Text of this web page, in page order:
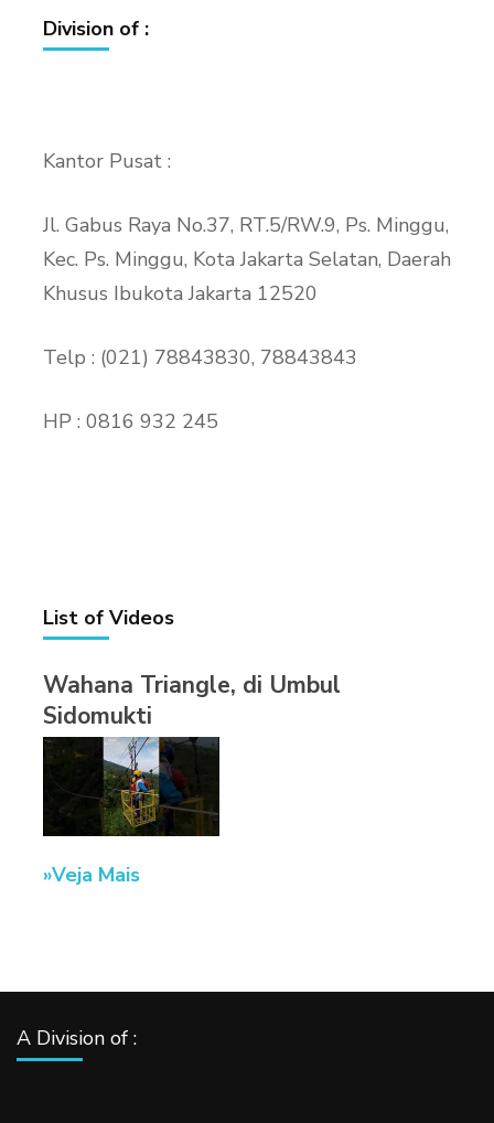
Division of :
Kantor Pusat :
Jl. Gabus Raya No.37, RT.5/RW.9, Ps. Minggu,
Kec. Ps. Minggu, Kota Jakarta Selatan, Daerah
Khusus Ibukota Jakarta 12520
Telp : (021) 78843830, 78843843
HP : 0816 932 245
List of Videos
Wahana Triangle, di Umbul
Sidomukti
Veja Mais
A Division of :